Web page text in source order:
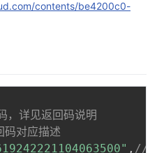
contents/be4200c0-
详见返回码说明
对应描述
, //